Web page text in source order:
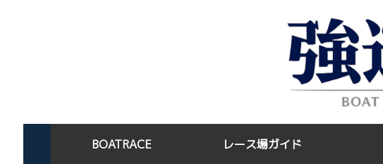
BOATRACE レース場ガイド